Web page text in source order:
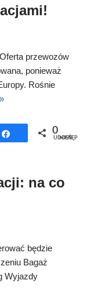
przewozów
ponieważ
Rośnie
Udostępnij
0
UDOSTĘPNIEŃ
na co
będzie
Bagaż
Wyjazdy